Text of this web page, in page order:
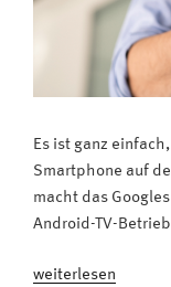
Es ist ganz
Smartphone auf
macht das
Android-TV-
„Ganz
weiterlesen